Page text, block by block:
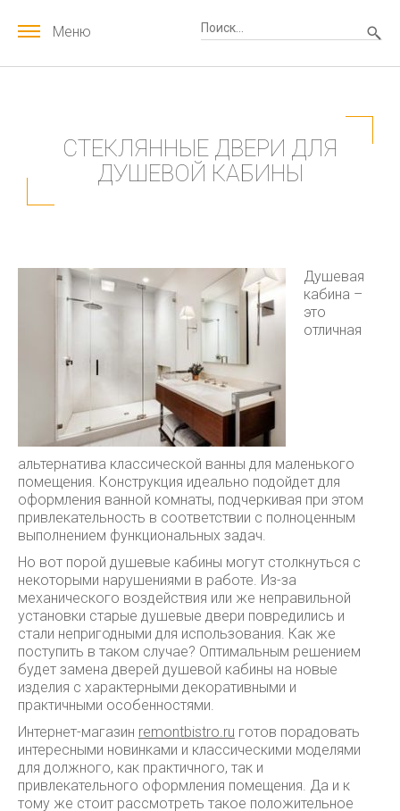
Меню
СТЕКЛЯННЫЕ ДВЕРИ ДЛЯ
ДУШЕВОЙ КАБИНЫ
Душевая
кабина –
это
отличная
альтернатива классической ванны для маленького
помещения. Конструкция идеально подойдет для
оформления ванной комнаты, подчеркивая при этом
привлекательность в соответствии с полноценным
выполнением функциональных задач.
Но вот порой душевые кабины могут столкнуться с
некоторыми нарушениями в работе. Из-за
механического воздействия или же неправильной
установки старые душевые двери повредились и
стали непригодными для использования. Как же
поступить в таком случае? Оптимальным решением
будет замена дверей душевой кабины на новые
изделия с характерными декоративными и
практичными особенностями.
Интернет-магазин remontbistro.ru готов порадовать
интересными новинками и классическими моделями
для должного, как практичного, так и
привлекательного оформления помещения. Да и к
тому же стоит рассмотреть такое положительное